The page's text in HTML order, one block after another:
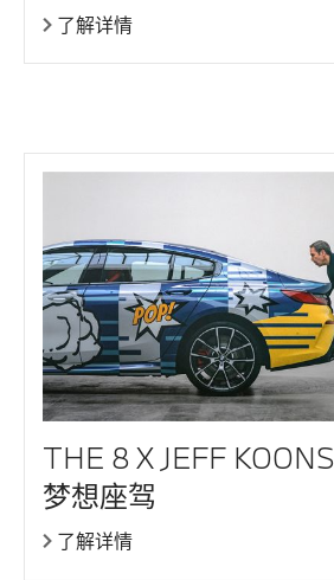
了解详情
THE 8 X JEFF KOONS
梦想座驾
了解详情